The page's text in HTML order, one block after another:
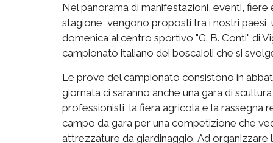
Nel panorama di manifestazioni, eventi,
stagione, vengono proposti tra i nostri paesi,
domenica al centro sportivo "G. B. Conti" di
campionato italiano dei boscaioli che si
Le prove del campionato consistono in
giornata ci saranno anche una gara di
professionisti, la fiera agricola e la rassegna
campo da gara per una competizione che
attrezzature da giardinaggio. Ad